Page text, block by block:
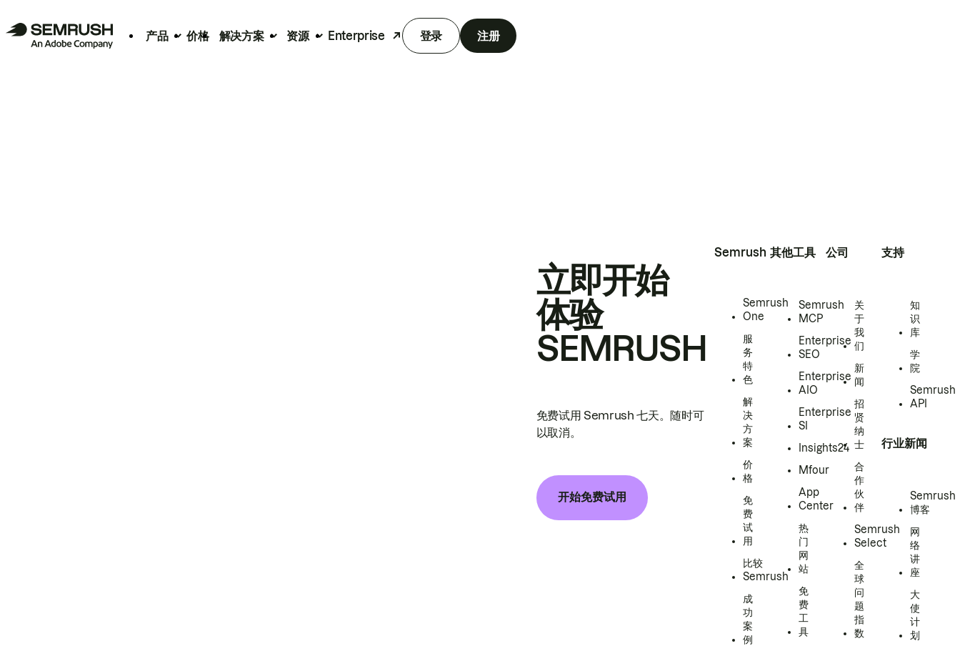
产品 价格 解决方案 资源 Enterprise 登录 注册
立即开始
体验
SEMRUSH
免费试用 Semrush 七天。随时可
以取消。
开始免费试用
Semrush
Semrush
One
服
务
特
色
解
决
方
案
价
格
免
费
试
用
比较
Semrush
成
功
案
例
其他工具
Semrush
MCP
Enterprise
SEO
Enterprise
AIO
Enterprise
SI
Insights24
Mfour
App
Center
热
门
网
站
免
费
工
具
公司
关
于
我
们
新
闻
招
贤
纳
士
合
作
伙
伴
Semrush
Select
全
球
问
题
指
数
支持
知
识
库
学
院
Semrush
API
行业新闻
Semrush
博客
网
络
讲
座
大
使
计
划